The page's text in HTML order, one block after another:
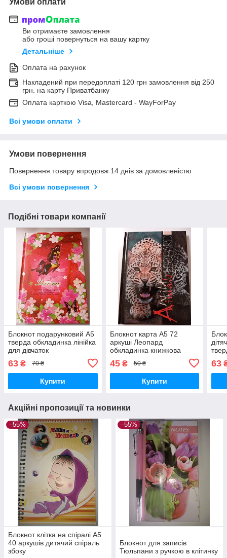
Ви отримаєте замовлення
або гроші повернуться на вашу картку
Детальніше
Оплата на рахунок
Накладений при передоплаті 120 грн замовлення від 250
грн. на карту Приватбанку
Оплата карткою Visa, Mastercard - WayForPay
Всі умови оплати
Умови повернення
Повернення товару впродовж 14 днів за домовленістю
Всі умови повернення
Подібні товари компанії
Блокнот подарунковий А5
тверда обкладинка лінійка
для дівчаток
63 ₴ 70 ₴
Купити
Блокнот карта А5 72
аркуші Леопард
обкладинка книжкова
картон Рюкзачок
45₴ 50 ₴
Купити
63
Акційні пропозиції та новинки
–55%
Блокнот клітка на спіралі А5
40 аркушів дитячий спіраль
збоку
–55%
Блокнот для записів
Тюльпани з ручкою в клітинку